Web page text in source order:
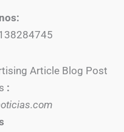
Article Blog Post
: